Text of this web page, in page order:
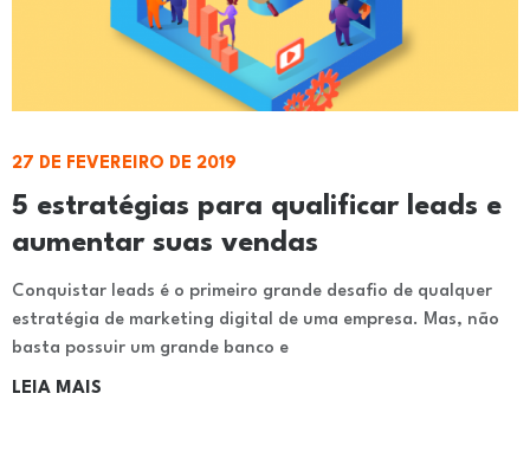
5 estratégias para qualificar leads e
aumentar suas vendas
27 DE FEVEREIRO DE 2019
Conquistar leads é o primeiro grande desafio de qualquer
estratégia de marketing digital de uma empresa. Mas, não
basta possuir um grande banco e
LEIA MAIS